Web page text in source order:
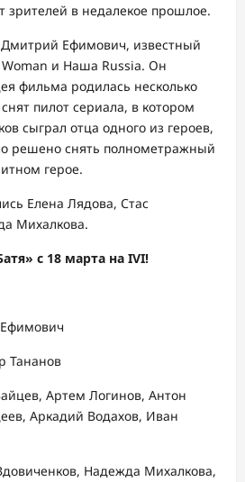
зрителей в недалекое прошлое.
Ефимович, известный
Woman и Наша Russia. Он
фильма родилась несколько
пилот сериала, в котором
сыграл отца одного из героев,
решено снять полнометражный
герое.
Елена Лядова, Стас
Михалкова.
с 18 марта на IVI!
Тананов
Артем Логинов, Антон
Аркадий Водахов, Иван
Надежда Михалкова,